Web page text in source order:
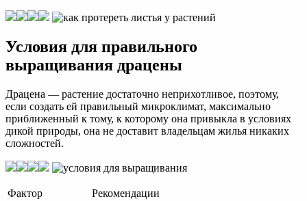
Условия для правильного
выращивания драцены
Драцена — растение достаточно неприхотливое, поэтому,
если создать ей правильный микроклимат, максимально
приближенный к тому, к которому она привыкла в условиях
дикой природы, она не доставит владельцам жилья никаких
сложностей.
Фактор Рекомендации